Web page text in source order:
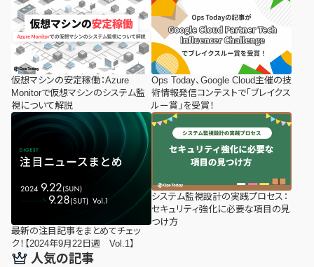
仮想マシンの安定稼働：Azure
Monitorで仮想マシンのシステム監
視について解説
Ops Today、Google Cloud主催の技
術情報発信コンテストで「ブレイクス
ルー賞」を受賞！
最新の注目記事をまとめてチェッ
ク！【2024年9月22日週 Vol.1】
システム監視設計の実践プロセス：
セキュリティ強化に必要な項目の見
つけ方
人気の記事